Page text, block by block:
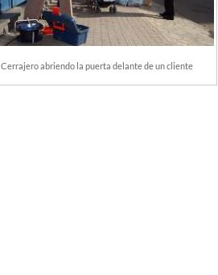
Cerrajero abriendo la puerta delante de un cliente